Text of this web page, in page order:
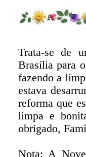
Trata-se de
Brasília para
fazendo a
estava
reforma que
limpa e
obrigado,
Nota: A